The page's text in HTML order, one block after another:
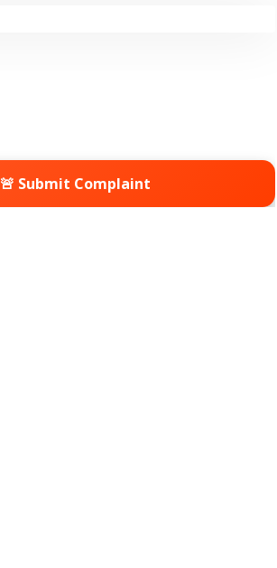
🚨 Submit Complaint